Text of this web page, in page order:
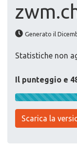
Generato il
Statistiche non
Il punteggio e
Scarica la